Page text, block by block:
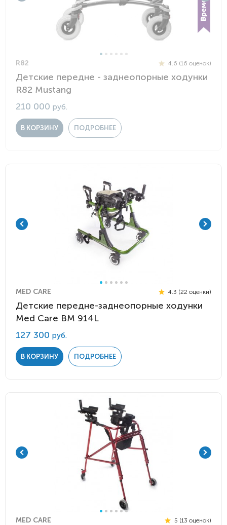
R82 4.6 (16 оценок)
Детские передне - заднеопорные ходунки
R82 Mustang
210 000 руб.
В КОРЗИНУ ПОДРОБНЕЕ
MED CARE 4.3 (22 оценки)
Детские передне-заднеопорные ходунки
Med Care BM 914L
127 300 руб.
В КОРЗИНУ ПОДРОБНЕЕ
MED CARE 5 (13 оценок)